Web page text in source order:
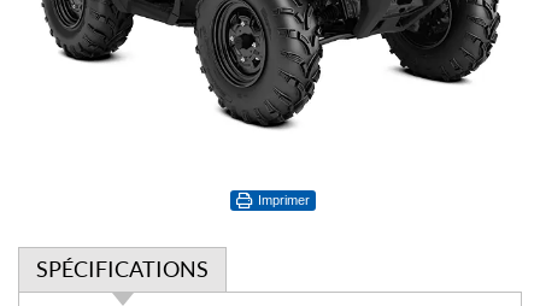
Imprimer
SPÉCIFICATIONS